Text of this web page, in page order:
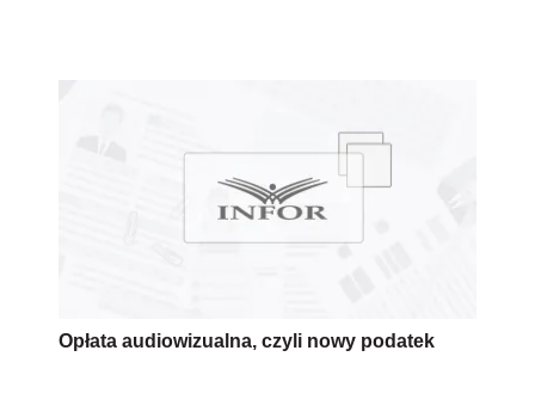
Opłata audiowizualna, czyli nowy podatek